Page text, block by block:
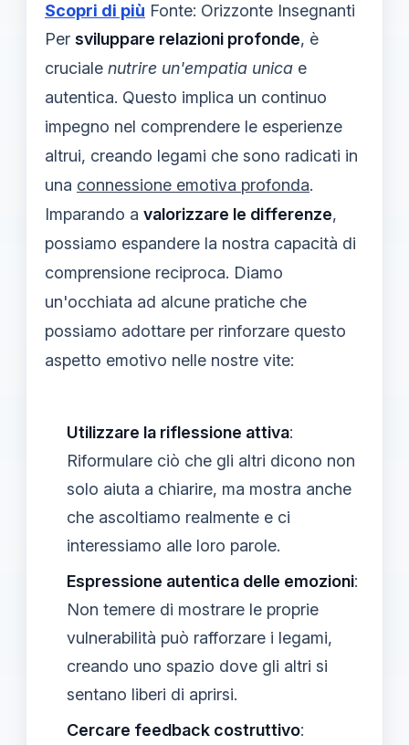
Scopri di più Fonte: Orizzonte Insegnanti
Per sviluppare relazioni profonde, è
cruciale nutrire un'empatia unica e
autentica. Questo implica un continuo
impegno nel comprendere le esperienze
altrui, creando legami che sono radicati in
una connessione emotiva profonda.
Imparando a valorizzare le differenze,
possiamo espandere la nostra capacità di
comprensione reciproca. Diamo
un'occhiata ad alcune pratiche che
possiamo adottare per rinforzare questo
aspetto emotivo nelle nostre vite:
Utilizzare la riflessione attiva:
Riformulare ciò che gli altri dicono non
solo aiuta a chiarire, ma mostra anche
che ascoltiamo realmente e ci
interessiamo alle loro parole.
Espressione autentica delle emozioni:
Non temere di mostrare le proprie
vulnerabilità può rafforzare i legami,
creando uno spazio dove gli altri si
sentano liberi di aprirsi.
Cercare feedback costruttivo: